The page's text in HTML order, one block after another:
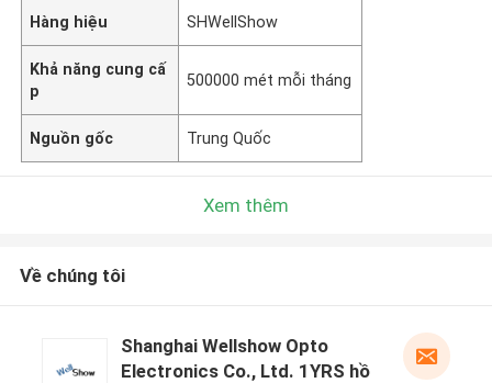
Hàng hiệu SHWellShow
Khả năng cung cấ
p
500000 mét mỗi tháng
Nguồn gốc Trung Quốc
Xem thêm
Về chúng tôi
Shanghai Wellshow Opto
Electronics Co., Ltd. 1YRS hồ